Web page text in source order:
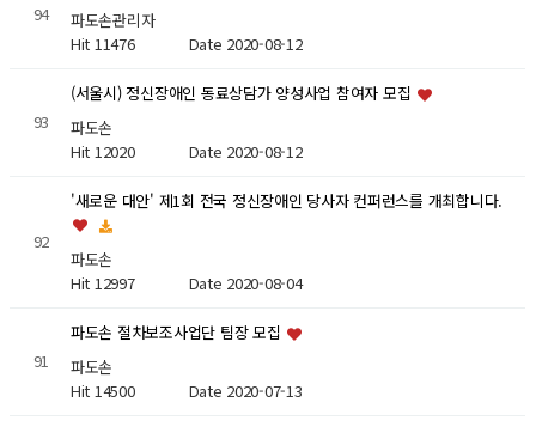
94
파도손관리자
Hit 11476 Date 2020-08-12
93
(서울시) 정신장애인 동료상담가 양성사업 참여자 모집
파도손
Hit 12020 Date 2020-08-12
92
'새로운 대안' 제1회 전국 정신장애인 당사자 컨퍼런스를 개최합니다.
파도손
Hit 12997 Date 2020-08-04
91
파도손 절차보조사업단 팀장 모집
파도손
Hit 14500 Date 2020-07-13